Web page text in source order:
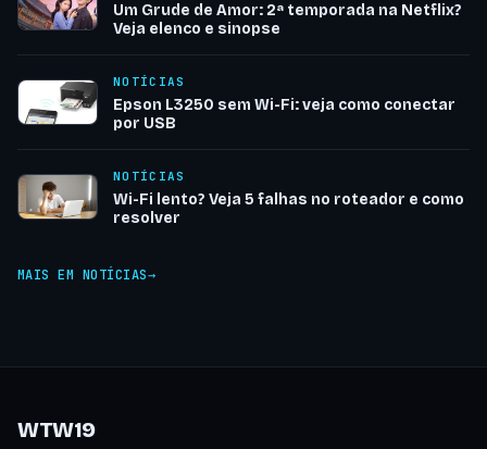
Um Grude de Amor: 2ª temporada na Netflix?
Veja elenco e sinopse
NOTÍCIAS
Epson L3250 sem Wi-Fi: veja como conectar
por USB
NOTÍCIAS
Wi-Fi lento? Veja 5 falhas no roteador e como
resolver
MAIS EM NOTÍCIAS
WTW19